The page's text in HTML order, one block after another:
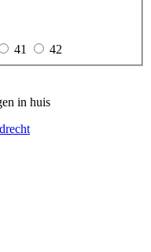
41 42
in huis